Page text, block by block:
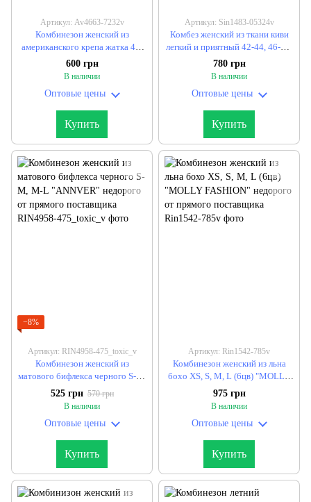
Артикул: Av4663-7232v
Комбинезон женский из
американского крепа жатка 42-
44, 46-48, 50-54 (6цв) "GRAND
FASHION" недорого от прямого
600 грн
В наличии
Оптовые цены
Купить
Артикул: Sin1483-05324v
Комбез женский из ткани киви
легкий и приятный 42-44, 46-48,
50-52, 54-56 (3цв)
"GARNARICH" недорого от
780 грн
В наличии
Оптовые цены
Купить
−8%
Артикул: RIN4958-475_toxic_v
Комбинезон женский из
матового бифлекса черного S-M,
M-L "ANNVER" недорого от
прямого поставщика
525 грн 570 грн
В наличии
Оптовые цены
Купить
Артикул: Rin1542-785v
Комбинезон женский из льна
бохо XS, S, M, L (6цв) "MOLLY
FASHION" недорого от прямого
поставщика
975 грн
В наличии
Оптовые цены
Купить